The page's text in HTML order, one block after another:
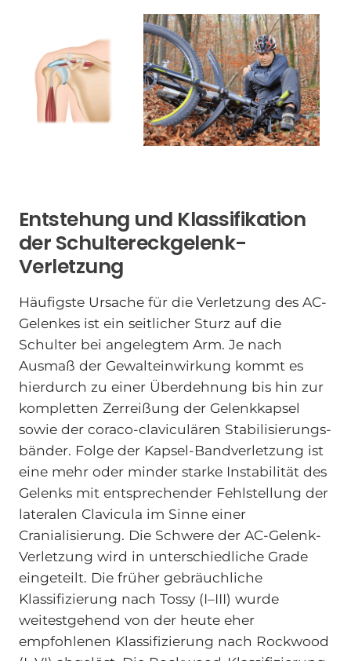
Entstehung und Klassifikation
der Schultereckgelenk-
Verletzung
Häufigste Ursache für die Verletzung des AC-
Gelenkes ist ein seitlicher Sturz auf die
Schulter bei angelegtem Arm. Je nach
Ausmaß der Gewalteinwirkung kommt es
hierdurch zu einer Überdehnung bis hin zur
kompletten Zerreißung der Gelenkkapsel
sowie der coraco-claviculären Stabilisierungs-
bänder. Folge der Kapsel-Bandverletzung ist
eine mehr oder minder starke Instabilität des
Gelenks mit entsprechender Fehlstellung der
lateralen Clavicula im Sinne einer
Cranialisierung. Die Schwere der AC-Gelenk-
Verletzung wird in unterschiedliche Grade
eingeteilt. Die früher gebräuchliche
Klassifizierung nach Tossy (I–III) wurde
weitestgehend von der heute eher
empfohlenen Klassifizierung nach Rockwood